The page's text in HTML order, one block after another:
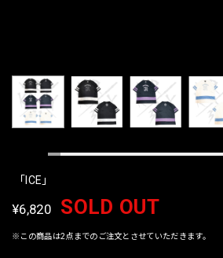
「ICE」
¥6,820 SOLD OUT
※この商品は2点までのご注文とさせていただきます。